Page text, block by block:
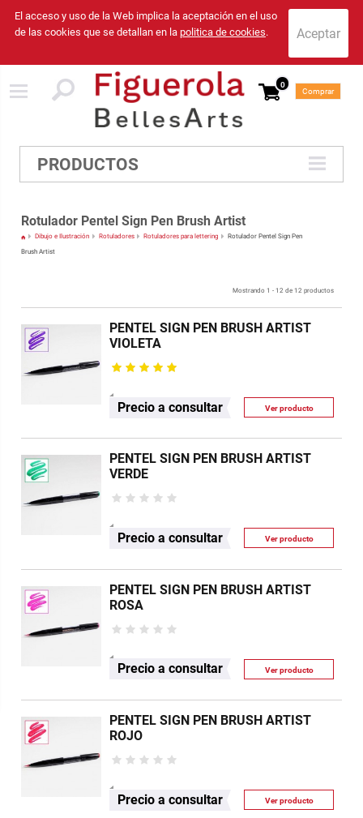
El acceso y uso de la Web implica la aceptación en el uso
de las cookies que se detallan en la politica de cookies.
0
Comprar
PRODUCTOS
Rotulador Pentel Sign Pen Brush Artist
Dibujo e Ilustración Rotuladores Rotuladores para lettering Rotulador Pentel Sign Pen
Brush Artist
Mostrando 1 - 12 de 12 productos
PENTEL SIGN PEN BRUSH ARTIST
VIOLETA
Precio a consultar Ver producto
PENTEL SIGN PEN BRUSH ARTIST
VERDE
Precio a consultar Ver producto
PENTEL SIGN PEN BRUSH ARTIST
ROSA
Precio a consultar Ver producto
PENTEL SIGN PEN BRUSH ARTIST
ROJO
Precio a consultar Ver producto